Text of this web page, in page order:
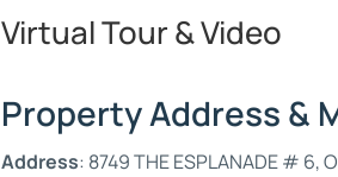
Virtual Tour & Video
Property Address &
Address: 8749 THE ESPLANADE # 6,